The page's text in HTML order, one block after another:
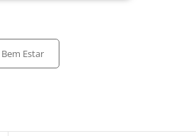
Bem Estar